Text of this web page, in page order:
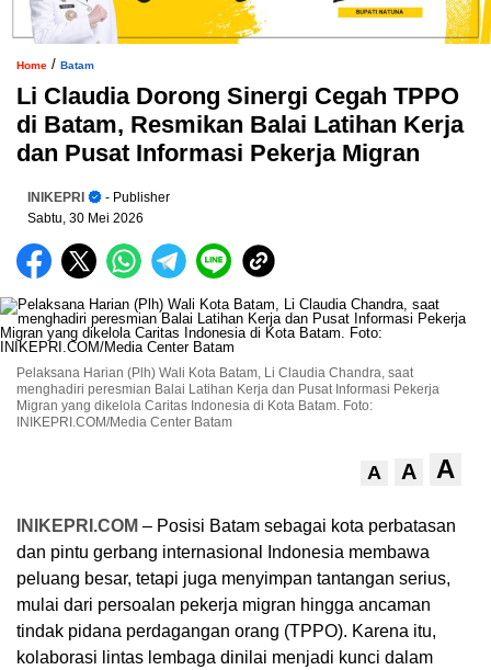
Home / Batam
Li Claudia Dorong Sinergi Cegah TPPO
di Batam, Resmikan Balai Latihan Kerja
dan Pusat Informasi Pekerja Migran
INIKEPRI
- Publisher
Sabtu, 30 Mei 2026
Pelaksana Harian (Plh) Wali Kota Batam, Li Claudia Chandra, saat
menghadiri peresmian Balai Latihan Kerja dan Pusat Informasi Pekerja
Migran yang dikelola Caritas Indonesia di Kota Batam. Foto:
INIKEPRI.COM/Media Center Batam
A A A
INIKEPRI.COM – Posisi Batam sebagai kota perbatasan
dan pintu gerbang internasional Indonesia membawa
peluang besar, tetapi juga menyimpan tantangan serius,
mulai dari persoalan pekerja migran hingga ancaman
tindak pidana perdagangan orang (TPPO). Karena itu,
kolaborasi lintas lembaga dinilai menjadi kunci dalam